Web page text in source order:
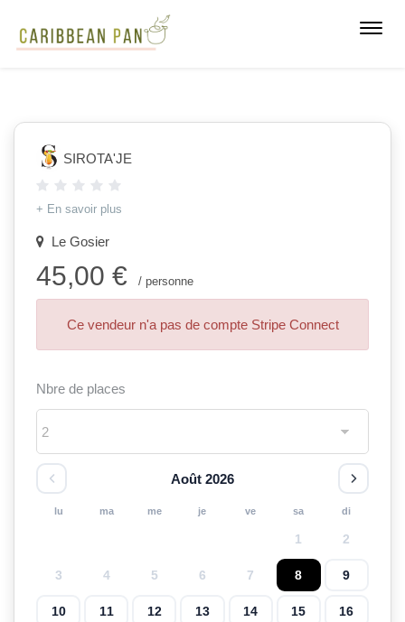
SIROTA'JE
+ En savoir plus
Le Gosier
45,00 € / personne
Ce vendeur n'a pas de compte Stripe Connect
Nbre de places
Août 2026
lu ma me je ve sa di
1 2
3 4 5 6 7 8 9
10 11 12 13 14 15 16